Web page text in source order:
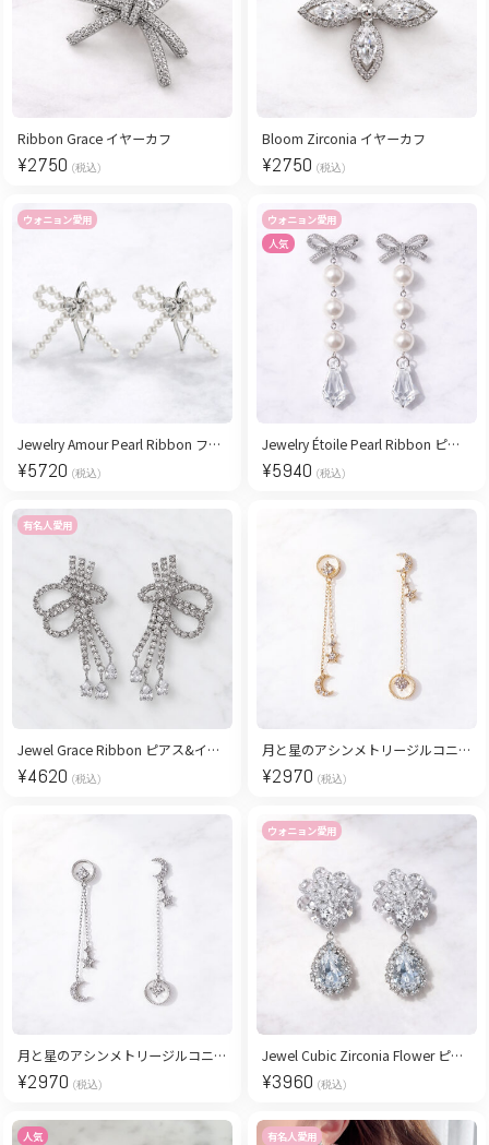
Ribbon Grace イヤーカフ
¥2750 (税込)
Bloom Zirconia イヤーカフ
¥2750 (税込)
ウォニョン愛用
Jewelry Amour Pearl Ribbon フープピアス
¥5720 (税込)
ウォニョン愛用
人気
Jewelry Étoile Pearl Ribbon ピアス&イヤリング
¥5940 (税込)
有名人愛用
Jewel Grace Ribbon ピアス&イヤリング
¥4620 (税込)
月と星のアシンメトリージルコニアピアス/gold
¥2970 (税込)
月と星のアシンメトリージルコニアピアス/ silver
¥2970 (税込)
ウォニョン愛用
Jewel Cubic Zirconia Flower ピアス
¥3960 (税込)
人気 有名人愛用